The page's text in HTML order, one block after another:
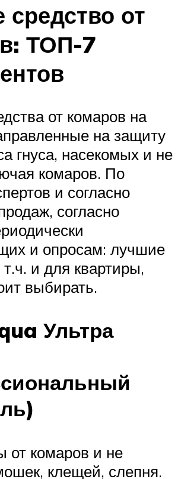
от
ТОП-7
от комаров на
на защиту
гнуса, насекомых и не
комаров. По
и согласно
согласно
и опросам: лучшие
т.ч. и для квартиры,
выбирать.
Ультра
от комаров и не
клещей, слепня.